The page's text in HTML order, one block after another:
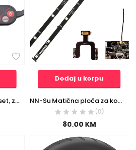
NN-Su LCD brzinomjer, set, za električni romobil – LCD Speedmeter, Set, SL-100, 48V
Dodaj u korpu
NN-Su Matična ploča za kontrolu baterije, 3u1, set, Mi M365 – 3in1 Control Main Board
(0)
80.00 KM